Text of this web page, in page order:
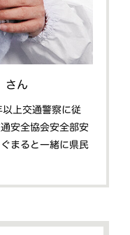
さん
上交通警察に従
安全協会安全部安
まると一緒に県民